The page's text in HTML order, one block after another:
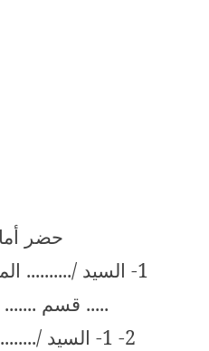
حضر
1- السيد /..........
..... قسم .......
2- 1- السيد /